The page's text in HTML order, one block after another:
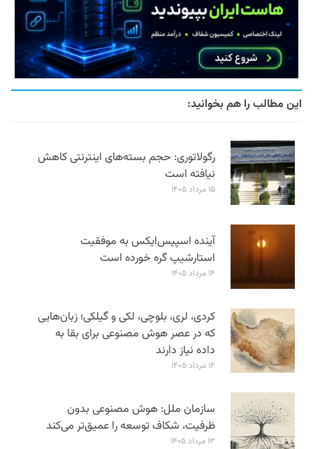
این مطالب را هم بخوانید:
رگولاتوری: حجم بسته‌های اینترنتی کاهش
نیافته است
۱۵ مرداد ۱۴۰۵
آینده اسپیس‌ایکس به موفقیت
استارشیپ گره خورده است
۱۴ مرداد ۱۴۰۵
کردی، لری، بلوچی، لکی و گیلکی؛ زبان‌هایی
که در عصر هوش مصنوعی برای بقا به
داده نیاز دارند
۱۴ مرداد ۱۴۰۵
سازمان ملل: هوش مصنوعی بدون
ظرفیت، شکاف توسعه را عمیق‌تر می‌کند
۱۳ مرداد ۱۴۰۵